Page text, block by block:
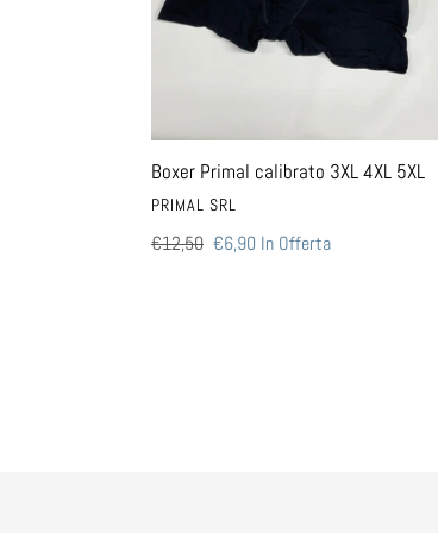
Boxer Primal calibrato 3XL 4XL 5XL
VENDITORE
PRIMAL SRL
Prezzo
€12,50 Prezzo
€6,90 In Offerta